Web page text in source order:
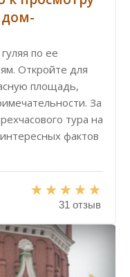
по ее
Откройте для
площадь,
За
тура на
фактов
31 отзыв